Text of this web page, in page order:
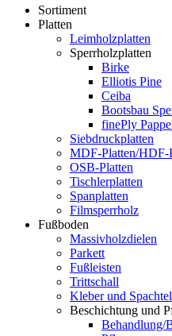
Sortiment
Platten
Leimholzplatten
Sperrholzplatten
Birke
Elliotis Pine
Ceiba
Bootsbau
finePly
Siebdruckplatten
MDF-Platten/HDF-
OSB-Platten
Tischlerplatten
Spanplatten
Filmsperrholz
Fußboden
Massivholzdielen
Parkett
Fußleisten
Trittschall
Kleber und Spachtel
Beschichtung und
Behandlung/